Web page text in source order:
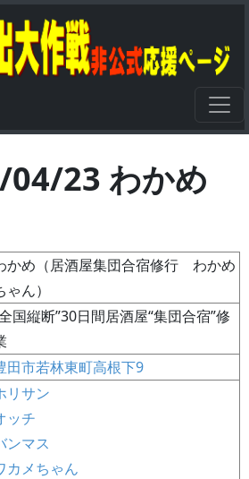
23 わかめ
かめ（居酒屋集団合宿修行 わかめ
ゃん）
国縦断”30日間居酒屋“集団合宿”修
田市若林東町高根下9
リサン
ッチ
ンマス
カメちゃん